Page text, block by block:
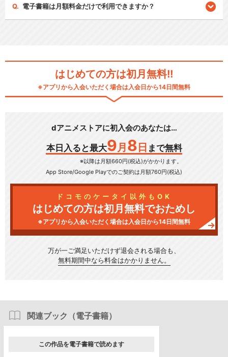
電子書籍は月額料金だけで利用できますか？
はじめての方は初月無料!!
※アプリから入会いただく場合は入会日から14日間無料
dアニメストアに初入会のあなたは…
本日入ると最大9 月 8 日 まで無料
※以降は月額660円(税込)がかかります。
App Store/Google Playでのご契約は月額760円(税込)
ドコモのケータイ以外もOK
はじめての方は初月無料でおためし
※アプリから入会いただく場合は入会日から14日間無料
万が一ご満足いただけず退会される場合も、
無料期間中なら料金はかかりません。
関連ブック（電子書籍）
この作品を電子書籍で読めます